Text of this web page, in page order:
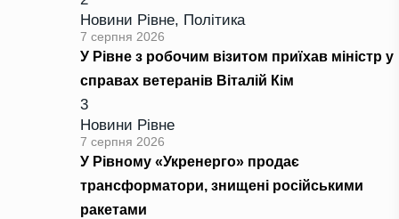
Новини Рівне, Політика
7 серпня 2026
У Рівне з робочим візитом приїхав міністр у
справах ветеранів Віталій Кім
3
Новини Рівне
7 серпня 2026
У Рівному «Укренерго» продає
трансформатори, знищені російськими
ракетами